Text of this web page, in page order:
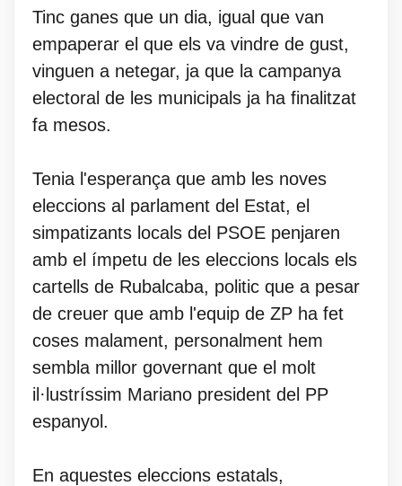
Tinc ganes que un dia, igual que van
empaperar el que els va vindre de gust,
vinguen a netegar, ja que la campanya
electoral de les municipals ja ha finalitzat
fa mesos.
Tenia l'esperança que amb les noves
eleccions al parlament del Estat, el
simpatizants locals del PSOE penjaren
amb el ímpetu de les eleccions locals els
cartells de Rubalcaba, politic que a pesar
de creuer que amb l'equip de ZP ha fet
coses malament, personalment hem
sembla millor governant que el molt
il·lustríssim Mariano president del PP
espanyol.
En aquestes eleccions estatals,